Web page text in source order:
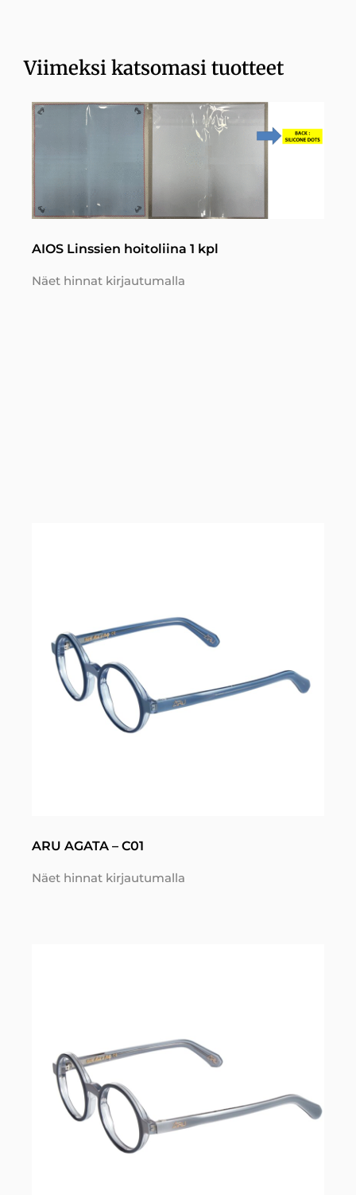
Viimeksi katsomasi tuotteet
AIOS Linssien hoitoliina 1 kpl
Näet hinnat kirjautumalla
ARU AGATA – C01
Näet hinnat kirjautumalla